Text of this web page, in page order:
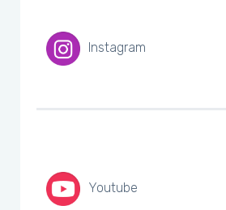
Instagram
Youtube